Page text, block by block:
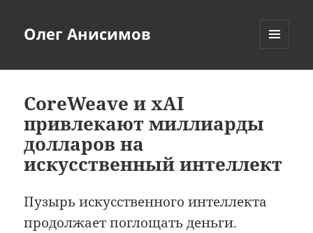
Олег Анисимов
CoreWeave и xAI
привлекают миллиарды
долларов на
искусственный интеллект
Пузырь искусственного интеллекта
продолжает поглощать деньги.